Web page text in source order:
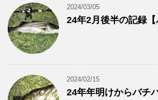
2024/03/05
24年2月後半の記録【
2024/02/15
24年年明けからバチ